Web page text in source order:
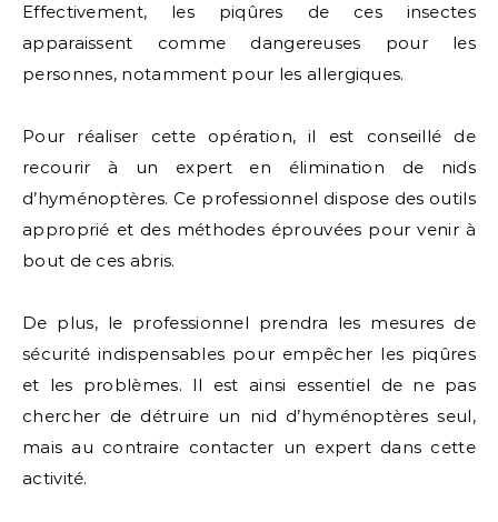
Effectivement, les piqûres de ces insectes
apparaissent comme dangereuses pour les
personnes, notamment pour les allergiques.
Pour réaliser cette opération, il est conseillé de
recourir à un expert en élimination de nids
d’hyménoptères. Ce professionnel dispose des outils
approprié et des méthodes éprouvées pour venir à
bout de ces abris.
De plus, le professionnel prendra les mesures de
sécurité indispensables pour empêcher les piqûres
et les problèmes. Il est ainsi essentiel de ne pas
chercher de détruire un nid d’hyménoptères seul,
mais au contraire contacter un expert dans cette
activité.